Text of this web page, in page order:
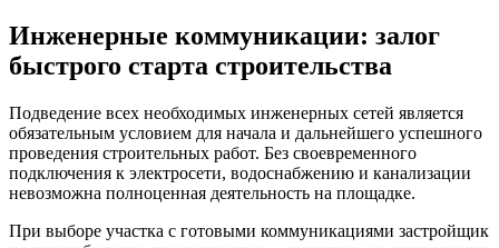
Инженерные коммуникации: залог
быстрого старта строительства
Подведение всех необходимых инженерных сетей является
обязательным условием для начала и дальнейшего успешного
проведения строительных работ. Без своевременного
подключения к электросети, водоснабжению и канализации
невозможна полноценная деятельность на площадке.
При выборе участка с готовыми коммуникациями застройщик